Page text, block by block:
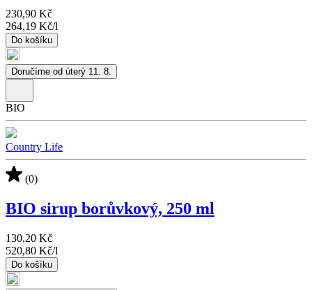
230,90 Kč
264,19 Kč/l
Do košíku
Doručíme od úterý 11. 8.
BIO
Country Life
(0)
BIO sirup borůvkový, 250 ml
130,20 Kč
520,80 Kč/l
Do košíku